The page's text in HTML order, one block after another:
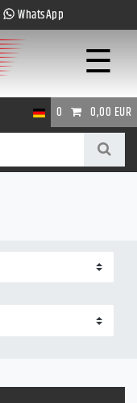
WhatsApp
☰
0 0,00 EUR